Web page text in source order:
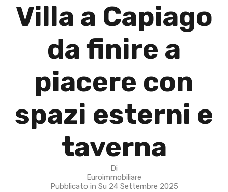
Villa a Capiago
da finire a
piacere con
spazi esterni e
taverna
Di
Euroimmobiliare
Pubblicato in Su 24 Settembre 2025